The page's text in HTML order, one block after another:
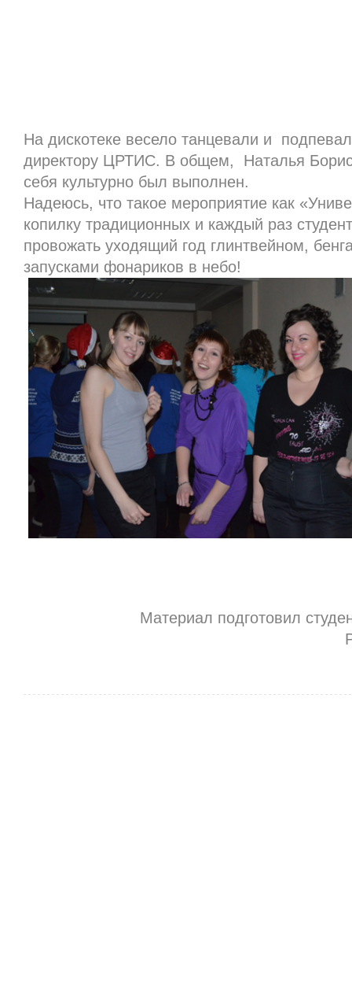
На дискотеке весело танцевали и
директору ЦРТИС. В общем, Наталья
себя культурно был выполнен.
Надеюсь, что такое мероприятие как
копилку традиционных и каждый раз
провожать уходящий год глинтвейном,
запусками фонариков в небо!
Материал подготовил